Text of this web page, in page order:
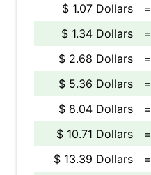
$ 1.07 Dollars
=
$ 1.34 Dollars
=
$ 2.68 Dollars
=
$ 5.36 Dollars
=
$ 8.04 Dollars
=
$ 10.71 Dollars
=
$ 13.39 Dollars
=